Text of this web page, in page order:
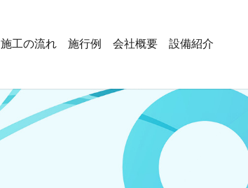
施工の流れ 施行例 会社概要 設備紹介